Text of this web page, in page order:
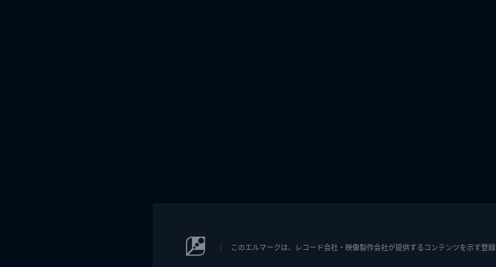
このエルマークは、レコード会社・映像製作会社が提供するコンテンツを示す登